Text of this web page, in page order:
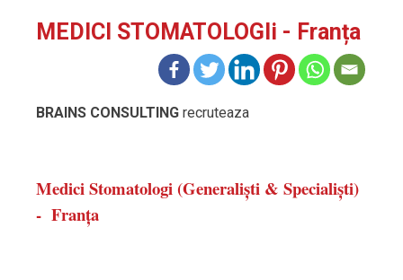
MEDICI STOMATOLOGIi - Franța
BRAINS CONSULTING recruteaza
Medici Stomatologi (Generaliști & Specialiști)
- Franța